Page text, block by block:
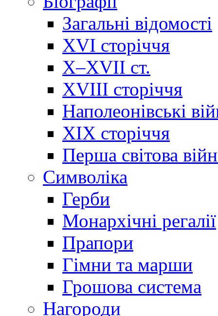
Загальні відомості
XVI сторіччя
X–XVII ст.
XVIII сторіччя
Наполеонівські
XIX сторіччя
Перша світова
Cимволіка
Герби
Монархічні регалії
Прапори
Гімни та марши
Грошова система
Нагороди